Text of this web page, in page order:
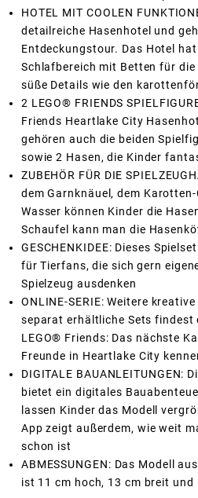
HOTEL MIT COOLEN
detailreiche Hasenhotel und
Entdeckungstour. Das Hotel
Schlafbereich mit Betten für die
süße Details wie den
2 LEGO® FRIENDS
Friends Heartlake City
gehören auch die beiden
sowie 2 Hasen, die Kinder
ZUBEHÖR FÜR DIE
dem Garnknäuel, dem
Wasser können Kinder die
Schaufel kann man die
GESCHENKIDEE: Dieses
für Tierfans, die sich gern
Spielzeug ausdenken
ONLINE-SERIE: Weitere
separat erhältliche Sets findest
LEGO® Friends: Das nächste
Freunde in Heartlake City
DIGITALE BAUANLEITUNGEN:
bietet ein digitales
lassen Kinder das Modell
App zeigt außerdem, wie weit
schon ist
ABMESSUNGEN: Das Modell
ist 11 cm hoch, 13 cm breit und